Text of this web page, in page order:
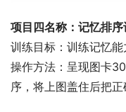
项目四名称：记忆排序
训练目标：训练记忆能
操作方法：呈现图卡
序，将上图盖住后把正